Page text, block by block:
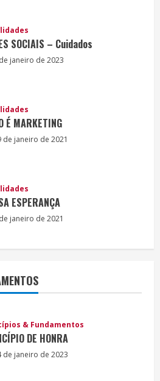
SOCIAIS – Cuidados
janeiro de 2023
É MARKETING
de janeiro de 2021
ESPERANÇA
janeiro de 2021
& Fundamentos
DE HONRA
de janeiro de 2023